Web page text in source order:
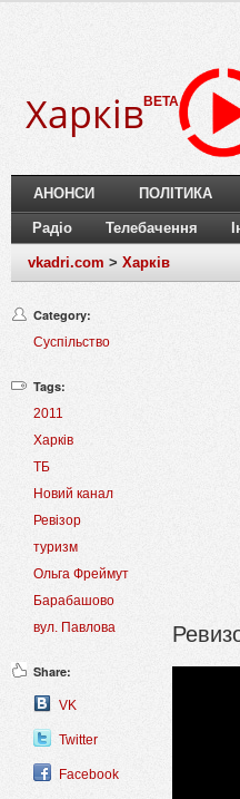
ХарківBETA
АНОНСИ ПОЛІТИКА
Радіо Телебачення
vkadri.com > Харків
Category:
Суспільство
Tags:
2011
Харків
ТБ
Новий канал
Ревізор
туризм
Ольга Фреймут
Барабашово
вул. Павлова
Share:
VK
Twitter
Facebook